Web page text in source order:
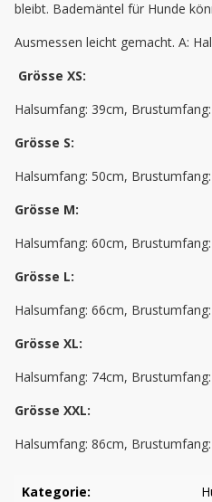
bleibt. Bademäntel für Hunde
Ausmessen leicht gemacht. A:
Grösse XS:
Halsumfang: 39cm,
Grösse S:
Halsumfang: 50cm,
Grösse M:
Halsumfang: 60cm,
Grösse L:
Halsumfang: 66cm,
Grösse XL:
Halsumfang: 74cm,
Grösse XXL:
Halsumfang: 86cm,
Kategorie: